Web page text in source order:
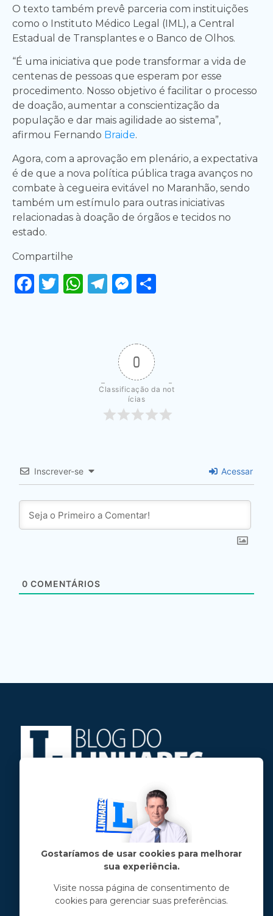
O texto também prevê parceria com instituições
como o Instituto Médico Legal (IML), a Central
Estadual de Transplantes e o Banco de Olhos.
“É uma iniciativa que pode transformar a vida de
centenas de pessoas que esperam por esse
procedimento. Nosso objetivo é facilitar o processo
de doação, aumentar a conscientização da
população e dar mais agilidade ao sistema”,
afirmou Fernando Braide.
Agora, com a aprovação em plenário, a expectativa
é de que a nova política pública traga avanços no
combate à cegueira evitável no Maranhão, sendo
também um estímulo para outras iniciativas
relacionadas à doação de órgãos e tecidos no
estado.
Compartilhe
Facebook
Twitter
WhatsApp
Telegram
Messenger
0
Classificação da not
ícias
Inscrever-se Acessar
0 COMENTÁRIOS
Jose Linhares Jr é maranhense.
Formado em Jornalismo, estudou filosofia
e tem pós-graduações em ciência política
e marketing político.
Menu principal
Notícias
Gostaríamos de usar cookies para melhorar
sua experiência.
Visite nossa página de consentimento de
cookies para gerenciar suas preferências.